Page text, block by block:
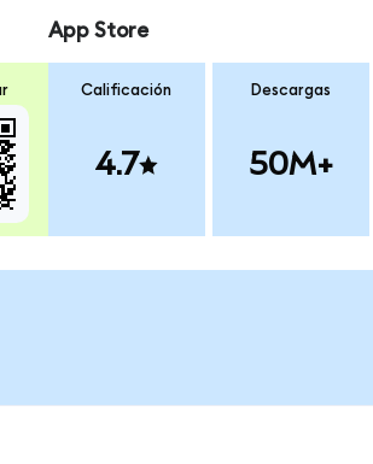
App Store
Calificación
4.7
Descargas
50M+